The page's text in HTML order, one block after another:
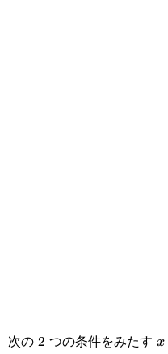
次の 2 つの条件をみたす x
x